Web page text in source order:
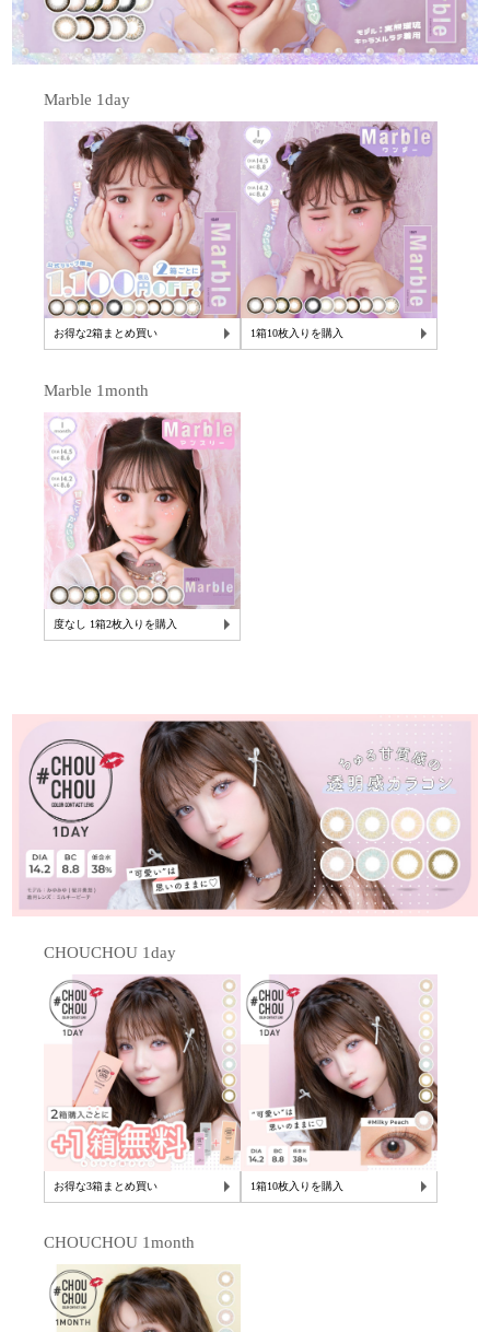
Marble 1day
お得な2箱まとめ買い 1箱10枚入りを購入
Marble 1month
度なし 1箱2枚入りを購入
CHOUCHOU 1day
お得な3箱まとめ買い 1箱10枚入りを購入
CHOUCHOU 1month